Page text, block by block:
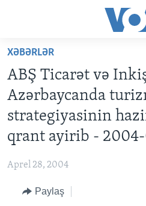
Skip
main
content
Skip
to
main
Skip
Search
PROQRAMLAR
AMERIKA İCMALI
DÜNYAYA BAXIŞ
AZƏRBAYCAN
DÜNYA
İRAN AZƏRBAYCANI
VIDEOLAR
XƏBƏRLƏR
ABŞ Ticarət və
Azərbaycanda
strategiyasinin
qrant ayirib -
Aprel 28, 2004
Paylaş